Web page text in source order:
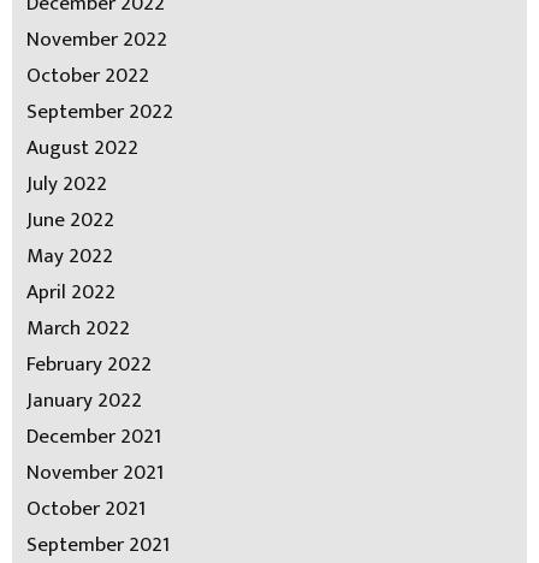
November 2022
October 2022
September 2022
August 2022
July 2022
June 2022
May 2022
April 2022
March 2022
February 2022
January 2022
December 2021
November 2021
October 2021
September 2021